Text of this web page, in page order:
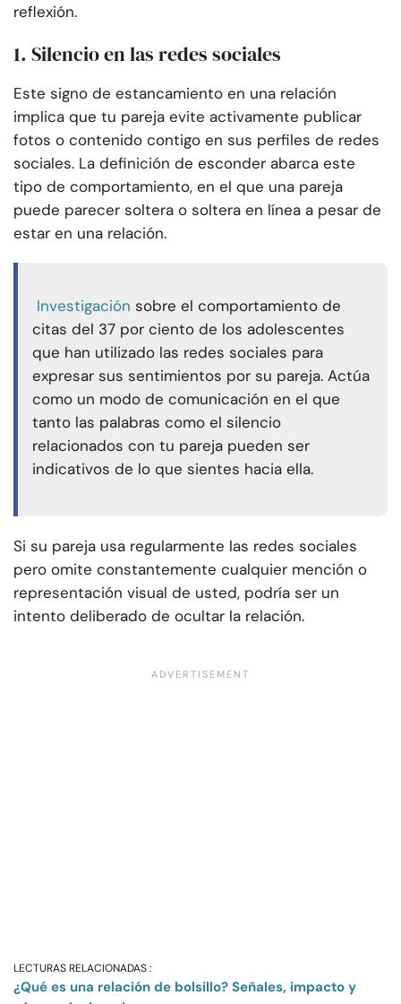
reflexión.
1. Silencio en las redes sociales
Este signo de estancamiento en una relación
implica que tu pareja evite activamente publicar
fotos o contenido contigo en sus perfiles de redes
sociales. La definición de esconder abarca este
tipo de comportamiento, en el que una pareja
puede parecer soltera o soltera en línea a pesar de
estar en una relación.
Investigación sobre el comportamiento de
citas del 37 por ciento de los adolescentes
que han utilizado las redes sociales para
expresar sus sentimientos por su pareja. Actúa
como un modo de comunicación en el que
tanto las palabras como el silencio
relacionados con tu pareja pueden ser
indicativos de lo que sientes hacia ella.
Si su pareja usa regularmente las redes sociales
pero omite constantemente cualquier mención o
representación visual de usted, podría ser un
intento deliberado de ocultar la relación.
LECTURAS RELACIONADAS :
¿Qué es una relación de bolsillo? Señales, impacto y